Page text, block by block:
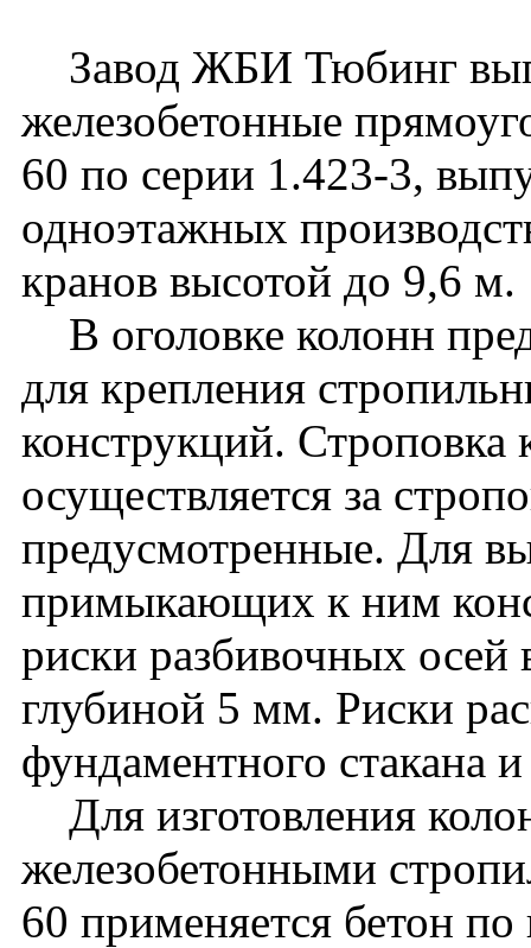
Завод ЖБИ Тюбинг
железобетонные
60 по серии 1.423-3,
одноэтажных
кранов высотой до 9,6 м.
В оголовке колонн
для крепления
конструкций. Строповка
осуществляется за
предусмотренные. Для
примыкающих к ним
риски разбивочных осей
глубиной 5 мм. Риски
фундаментного стакана
Для изготовления
железобетонными
60 применяется бетон